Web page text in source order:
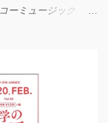
ーミュージック